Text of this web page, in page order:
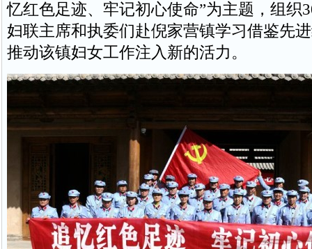
忆红色足迹、牢记初心使命”为主题，组织
妇联主席和执委们赴倪家营镇学习借鉴先
推动该镇妇女工作注入新的活力。